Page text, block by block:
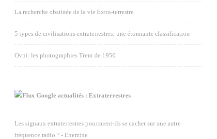
La recherche obstinée de la vie Extra-terrestre
5 types de civilisations extraterrestres: une étonnante classification
Ovni: les photographies Trent de 1950
Google actualités : Extraterrestres
Les signaux extraterrestres pourraient-ils se cacher sur une autre
fréquence radio ? - Enerzine